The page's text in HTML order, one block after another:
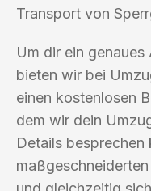
Transport von
Um dir ein
bieten wir bei
einen kostenlosen
dem wir dein
Details besprechen
maßgeschneiderten